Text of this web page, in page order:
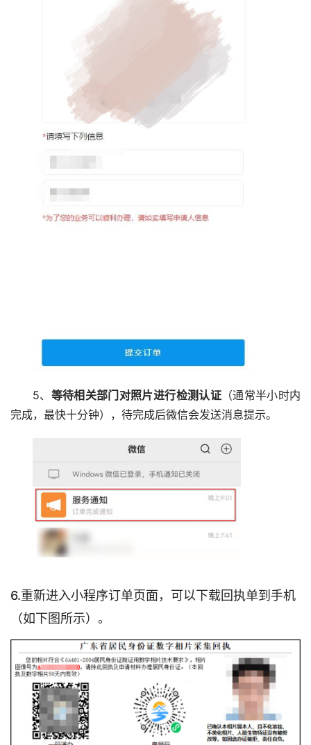
5、 等待相关部门对照片进行检测认证（通常半小时内
完成，最快十分钟），待完成后微信会发送消息提示。
6.重新进入小程序订单页面，可以下载回执单到手机
（如下图所示）。